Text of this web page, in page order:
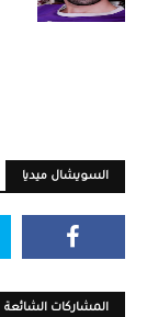
السويشال ميديا
المشاركات الشائعة